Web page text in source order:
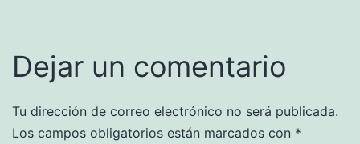
Dejar un comentario
Tu dirección de correo electrónico no será publicada.
Los campos obligatorios están marcados con *